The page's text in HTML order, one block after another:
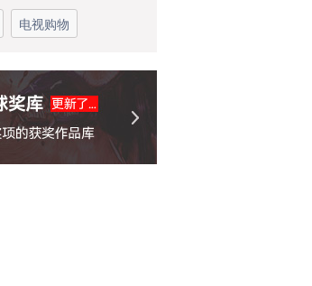
电视购物